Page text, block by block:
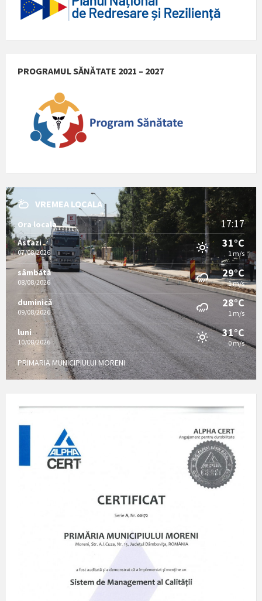
PROGRAMUL SĂNĂTATE 2021 – 2027
VREMEA LOCALA
Ora locala 17:17
Astazi
07/08/2026
31°C
1 m/s
sâmbătă
08/08/2026
29°C
1 m/s
duminică
09/08/2026
28°C
1 m/s
luni
10/08/2026
31°C
0 m/s
PRIMARIA MUNICIPIULUI MORENI